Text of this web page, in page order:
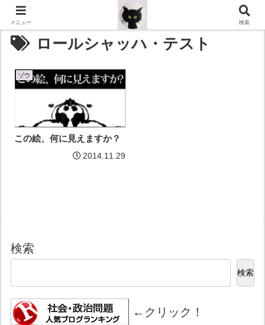
ロールシャッハ・テスト
ゾウ
この絵、何に見えますか？
2014.11.29
検索
検索
←クリック！
メニュー 検索